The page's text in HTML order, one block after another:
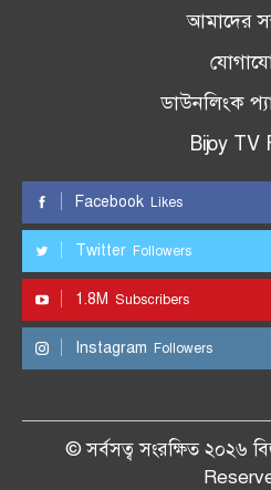
আমাদের
ডাউনলিংক
Bijoy TV
Facebook Likes
Twitter Followers
1.8M Subscribers
Instagram Followers
© সর্বসত্ব সংরক্ষিত ২০২৬